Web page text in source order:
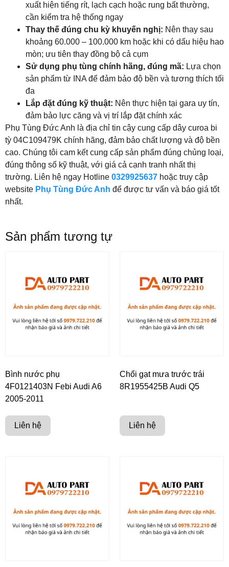
xuất hiện tiếng rít, lạch cạch hoặc rung bất thường,
cần kiểm tra hệ thống ngay
Thay thế đúng chu kỳ khuyến nghị: Nên thay sau
khoảng 60.000 – 100.000 km hoặc khi có dấu hiệu hao
mòn; ưu tiên thay đồng bộ cả cụm
Sử dụng phụ tùng chính hãng, đúng mã: Lựa chọn
sản phẩm từ INA để đảm bảo độ bền và tương thích tối
đa
Lắp đặt đúng kỹ thuật: Nên thực hiện tại gara uy tín,
đảm bảo lực căng và vị trí lắp đặt chính xác
Phụ Tùng Đức Anh là địa chỉ tin cậy cung cấp dây curoa bi
tỳ 04C109479K chính hãng, đảm bảo chất lượng và độ bền
cao. Chúng tôi cam kết cung cấp sản phẩm đúng chủng loại,
đúng thông số kỹ thuật, với giá cả cạnh tranh nhất thị
trường. Liên hệ ngay Hotline 0329925637 hoặc truy cập
website Phụ Tùng Đức Anh để được tư vấn và báo giá tốt
nhất.
Sản phẩm tương tự
Bình nước phụ
4F0121403N Febi Audi A6
2005-2011
Liên hệ
Chổi gạt mưa trước trái
8R1955425B Audi Q5
Liên hệ